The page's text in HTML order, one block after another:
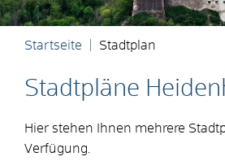
Startseite Stadtplan
Stadtpläne
Hier stehen Ihnen mehrere
Verfügung.